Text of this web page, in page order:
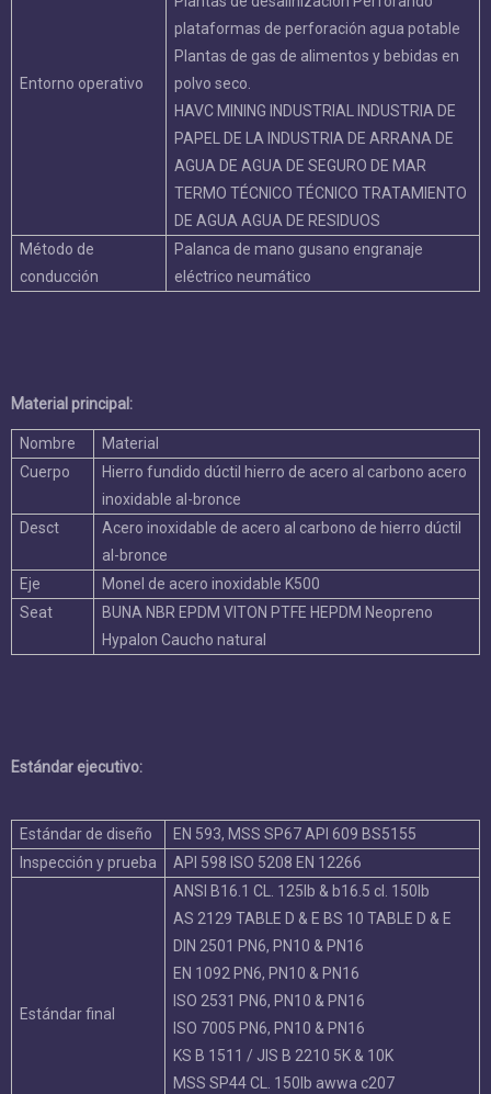
Entorno operativo
plataformas de perforación agua potable
Plantas de gas de alimentos y bebidas en
polvo seco.
HAVC MINING INDUSTRIAL INDUSTRIA DE
PAPEL DE LA INDUSTRIA DE ARRANA DE
AGUA DE AGUA DE SEGURO DE MAR
TERMO TÉCNICO TÉCNICO TRATAMIENTO
DE AGUA AGUA DE RESIDUOS
Método de
conducción
Palanca de mano gusano engranaje
eléctrico neumático
Material principal:
Nombre
Material
Cuerpo
Hierro fundido dúctil hierro de acero al carbono acero
inoxidable al-bronce
Desct
Acero inoxidable de acero al carbono de hierro dúctil
al-bronce
Eje
Monel de acero inoxidable K500
Seat
BUNA NBR EPDM VITON PTFE HEPDM Neopreno
Hypalon Caucho natural
Estándar ejecutivo:
Estándar de diseño
EN 593, MSS SP67 API 609 BS5155
Inspección y prueba
API 598 ISO 5208 EN 12266
Estándar final
ANSI B16.1 CL. 125lb & b16.5 cl. 150lb
AS 2129 TABLE D & E BS 10 TABLE D & E
DIN 2501 PN6, PN10 & PN16
EN 1092 PN6, PN10 & PN16
ISO 2531 PN6, PN10 & PN16
ISO 7005 PN6, PN10 & PN16
KS B 1511 / JIS B 2210 5K & 10K
MSS SP44 CL. 150lb awwa c207